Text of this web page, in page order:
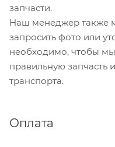
запчасти.
Наш менеджер также
запросить фото или
необходимо, чтобы
правильную запчасть
транспорта.
Оплата